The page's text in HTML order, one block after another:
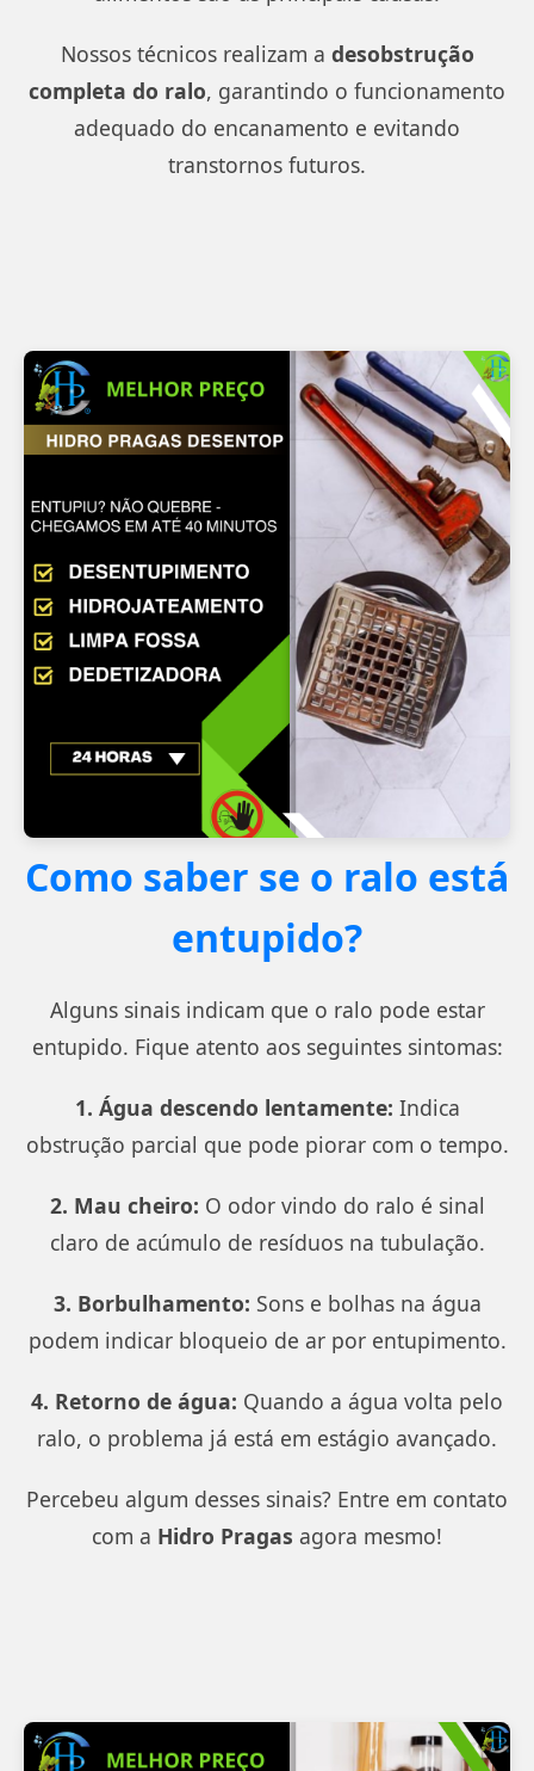
Nossos técnicos realizam a desobstrução
completa do ralo, garantindo o funcionamento
adequado do encanamento e evitando
transtornos futuros.
Como saber se o ralo está
entupido?
Alguns sinais indicam que o ralo pode estar
entupido. Fique atento aos seguintes sintomas:
1. Água descendo lentamente: Indica
obstrução parcial que pode piorar com o tempo.
2. Mau cheiro: O odor vindo do ralo é sinal
claro de acúmulo de resíduos na tubulação.
3. Borbulhamento: Sons e bolhas na água
podem indicar bloqueio de ar por entupimento.
4. Retorno de água: Quando a água volta pelo
ralo, o problema já está em estágio avançado.
Percebeu algum desses sinais? Entre em contato
com a Hidro Pragas agora mesmo!